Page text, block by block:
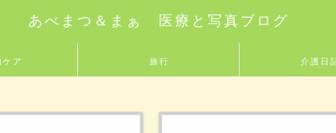
あべまつ＆まぁ 医療と写真ブログ
ア 旅行 介護日